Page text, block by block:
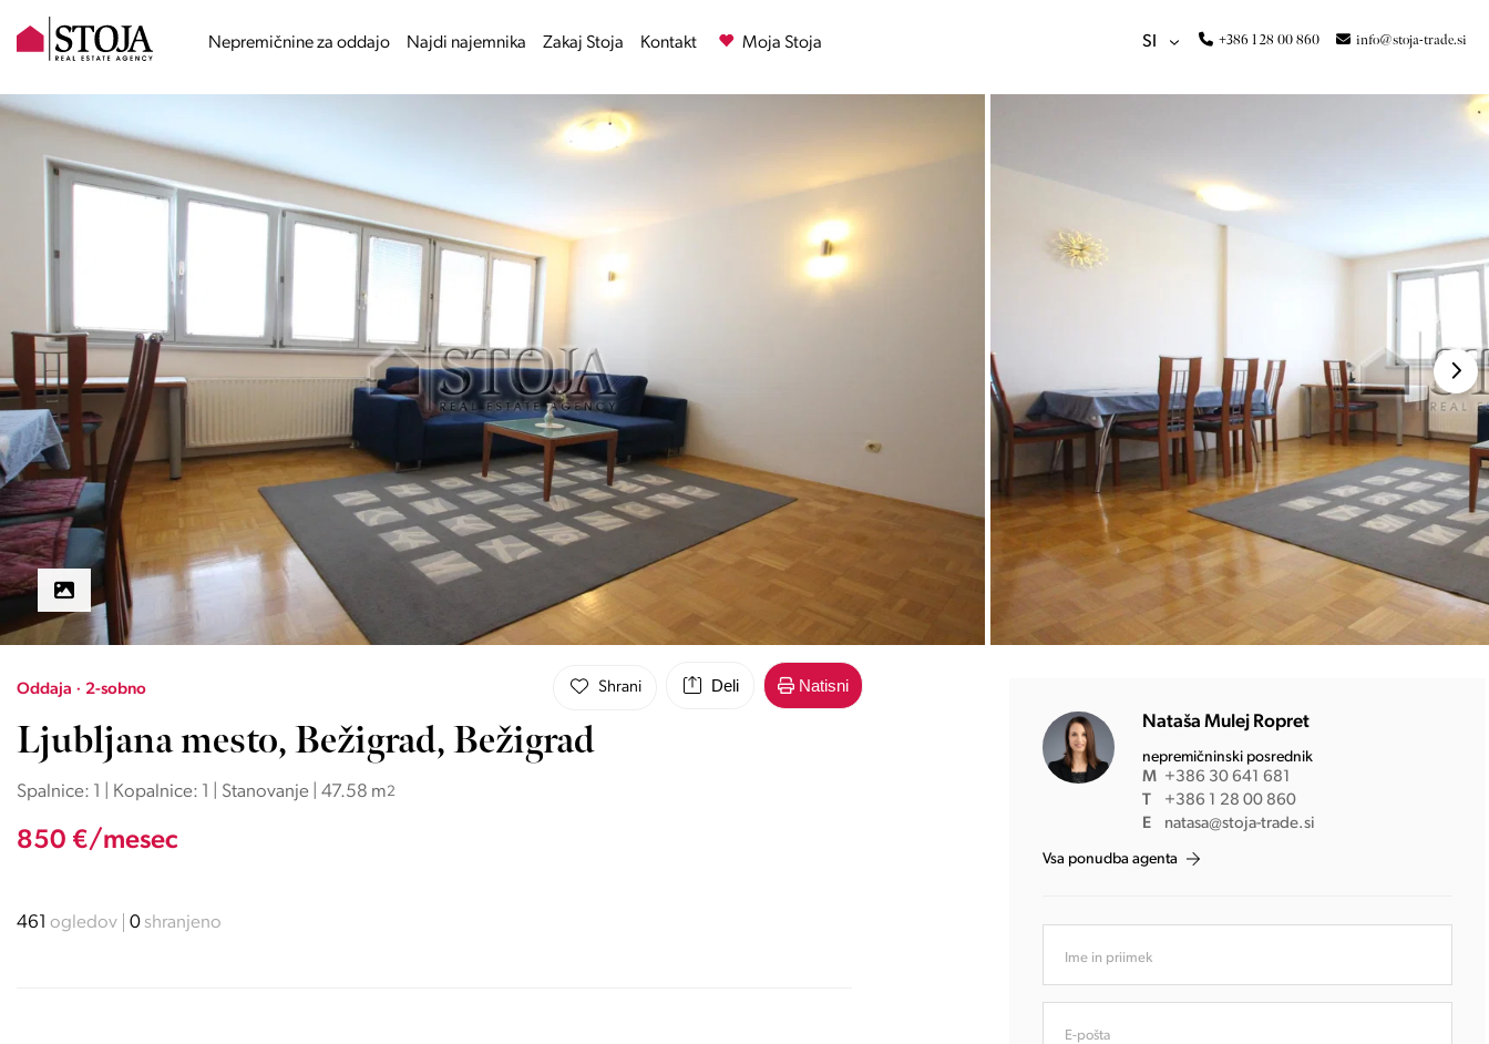
Nepremičnine za oddajo Najdi najemnika Zakaj Stoja Kontakt Moja Stoja SI +386 1 28 00 860 info@stoja-trade.si
Shrani Deli Natisni
Oddaja · 2-sobno
Ljubljana mesto, Bežigrad, Bežigrad
Spalnice: 1 | Kopalnice: 1 | Stanovanje | 47.58 m2
850 €/mesec
461 ogledov 0shranjeno
Nataša Mulej Ropret
nepremičninski posrednik
M +386 30 641 681
T
+386 1 28 00 860
E
natasa@stoja-trade.si
Vsa ponudba agenta
Ime in priimek
E-pošta